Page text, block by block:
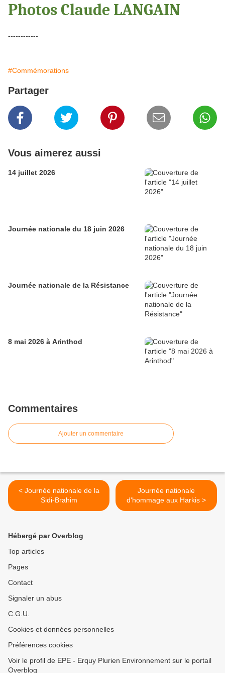
Photos Claude LANGAIN
------------
#Commémorations
Partager
Vous aimerez aussi
14 juillet 2026
Journée nationale du 18 juin 2026
Journée nationale de la Résistance
8 mai 2026 à Arinthod
Commentaires
Ajouter un commentaire
< Journée nationale de la
Sidi-Brahim
Journée nationale
d'hommage aux Harkis >
Hébergé par Overblog
Top articles
Pages
Contact
Signaler un abus
C.G.U.
Cookies et données personnelles
Préférences cookies
Voir le profil de EPE - Erquy Plurien Environnement sur le portail
Overblog